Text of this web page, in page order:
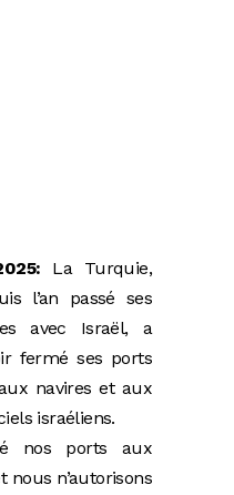
La Turquie,
l’an passé ses
avec Israël, a
fermé ses ports
navires et aux
israéliens.
nos ports aux
nous n’autorisons